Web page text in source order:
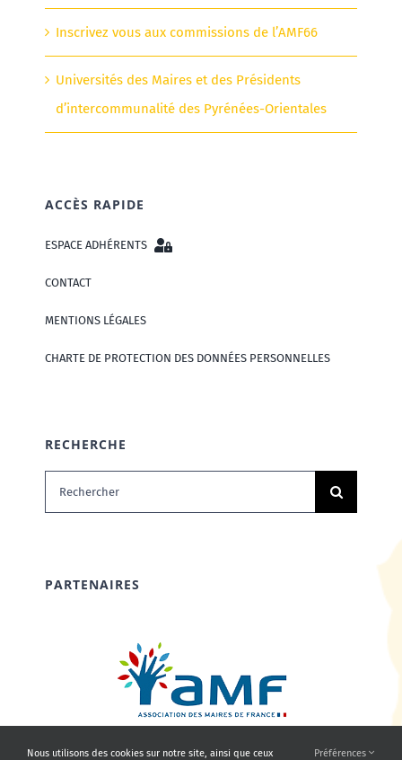
Inscrivez vous aux commissions de l’AMF66
Universités des Maires et des Présidents
d’intercommunalité des Pyrénées-Orientales
ACCÈS RAPIDE
ESPACE ADHÉRENTS
CONTACT
MENTIONS LÉGALES
CHARTE DE PROTECTION DES DONNÉES PERSONNELLES
RECHERCHE
Rechercher:
PARTENAIRES
Nous utilisons des cookies sur notre site, ainsi que ceux Préférences